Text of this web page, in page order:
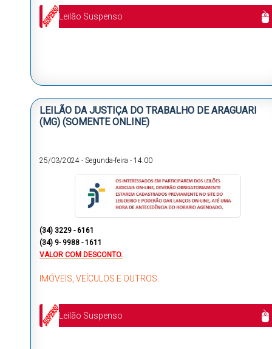
Leilão Suspenso
LEILÃO DA JUSTIÇA DO TRABALHO DE ARAGUARI
(MG) (SOMENTE ONLINE)
25/03/2024 - Segunda-feira - 14:00
(34) 3229 - 6161
(34) 9- 9988 - 1611
VALOR COM DESCONTO.
IMÓVEIS, VEÍCULOS E OUTROS.
Leilão Suspenso